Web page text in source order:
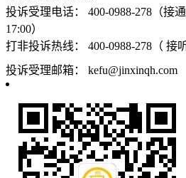
投诉受理电话：
400-0988-278（接
17:00）
打非投诉热线：
400-0988-278（ 接
投诉受理邮箱：
kefu@jinxinqh.com